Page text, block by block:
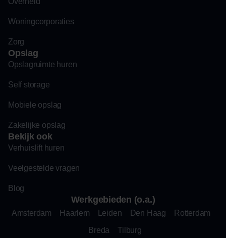
Woningcorporaties
Zorg
Opslag
Opslagruimte huren
Self storage
Mobiele opslag
Zakelijke opslag
Bekijk ook
Verhuislift huren
Veelgestelde vragen
Blog
Werkgebieden (o.a.)
Amsterdam Haarlem Leiden Den Haag
Rotterdam
Breda
Tilburg